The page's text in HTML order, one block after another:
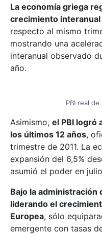
La economía griega
crecimiento interanual
respecto al mismo
mostrando una
interanual observado
año.
PBI real
Asimismo, el PBI logró
los últimos 12 años,
trimestre de 2011. La
expansión del 6,5%
asumió el poder en
Bajo la administración
liderando el
Europea, sólo
emergente con tasas